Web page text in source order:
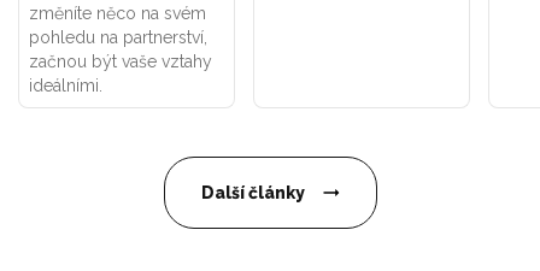
změníte něco na svém
pohledu na partnerství,
začnou být vaše vztahy
ideálními.
Další články